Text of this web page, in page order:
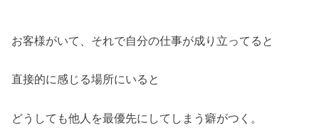
お客様がいて、それで自分の仕事が成り立ってると
直接的に感じる場所にいると
どうしても他人を最優先にしてしまう癖がつく。